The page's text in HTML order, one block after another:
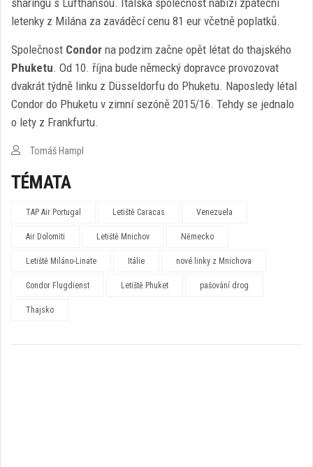
sharingu s Lufthansou. Italská společnost nabízí zpáteční
letenky z Milána za zaváděcí cenu 81 eur včetně poplatků.
Společnost Condor na podzim začne opět létat do thajského
Phuketu. Od 10. října bude německý dopravce provozovat
dvakrát týdně linku z Düsseldorfu do Phuketu. Naposledy létal
Condor do Phuketu v zimní sezóně 2015/16. Tehdy se jednalo
o lety z Frankfurtu.
Tomáš Hampl
TÉMATA
TAP Air Portugal Letiště Caracas Venezuela
Air Dolomiti Letiště Mnichov Německo
Letiště Miláno-Linate Itálie nové linky z Mnichova
Condor Flugdienst Letiště Phuket pašování drog
Thajsko